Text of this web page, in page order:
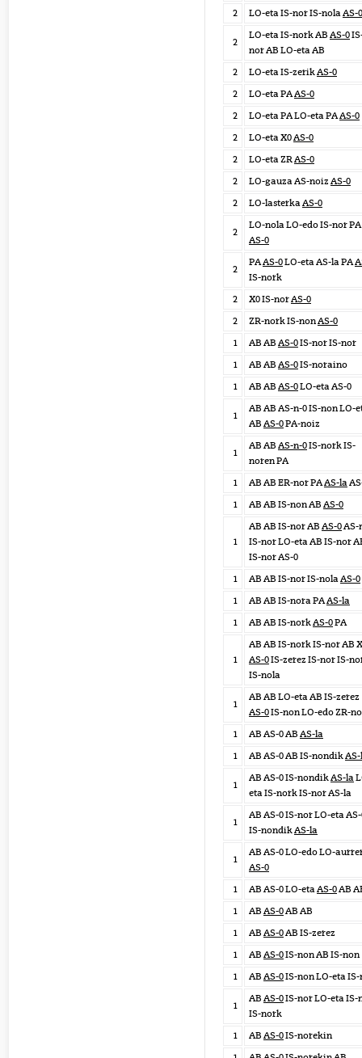
2
LO-eta IS-nor IS-nolaAS-0
2
LO-eta IS-nork AB AS-0
nor AB LO-eta AB
2
LO-eta IS-zerikAS-0
2
LO-eta PAAS-0
2
LO-eta PA LO-eta PAAS-0
2
LO-eta X0AS-0
2
LO-eta ZRAS-0
2
LO-gauza AS-noiz AS-0
2
LO-lasterkaAS-0
2
LO-nola LO-edo IS-nor PA
AS-0
2
PAAS-0LO-eta AS-la PA
IS-nork
2
X0 IS-norAS-0
2
ZR-nork IS-nonAS-0
1
AB AB AS-0IS-nor IS-nor
1
AB AB AS-0IS-noraino
1
AB AB AS-0LO-eta AS-0
1
AB AB AS-n-0 IS-non LO-
AB AS-0PA-noiz
1
AB AB AS-n-0IS-nork IS-
noren PA
1
AB AB ER-nor PAAS-la
1
AB AB IS-non AB AS-0
1
AB AB IS-nor AB AS-0AS-
IS-nor LO-eta AB IS-nor
IS-nor AS-0
1
AB AB IS-nor IS-nolaAS-0
1
AB AB IS-nora PAAS-la
1
AB AB IS-norkAS-0PA
1
AB AB IS-nork IS-nor AB
AS-0IS-zerez IS-nor IS-
IS-nola
1
AB AB LO-eta AB IS-zerez
AS-0IS-non LO-edo ZR-
1
AB AS-0 AB AS-la
1
AB AS-0 AB IS-nondik
1
AB AS-0 IS-nondikAS-la
eta IS-nork IS-nor AS-la
1
AB AS-0 IS-nor LO-eta
IS-nondikAS-la
1
AB AS-0 LO-edo LO-
AS-0
1
AB AS-0 LO-etaAS-0AB
1
AB AS-0AB AB
1
AB AS-0AB IS-zerez
1
AB AS-0IS-non AB IS-non
1
AB AS-0IS-non LO-eta
1
AB AS-0IS-nor LO-eta IS-
IS-nork
1
AB AS-0IS-norekin